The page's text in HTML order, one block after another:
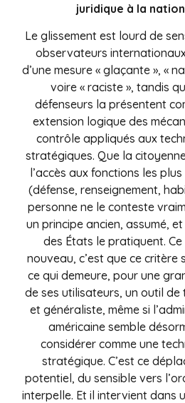
juridique à la nation
Le glissement est lourd de
observateurs
d’une mesure « glaçante », «
voire « raciste », tandis
défenseurs la présentent
extension logique des
contrôle appliqués aux
stratégiques. Que la
l’accès aux fonctions les
(défense, renseignement,
personne ne le conteste
un principe ancien, assumé,
des États le pratiquent.
nouveau, c’est que ce critère
ce qui demeure, pour une
de ses utilisateurs, un outil de
et généraliste, même si
américaine semble
considérer comme une
stratégique. C’est ce
potentiel, du sensible vers
interpelle. Et il intervient dans